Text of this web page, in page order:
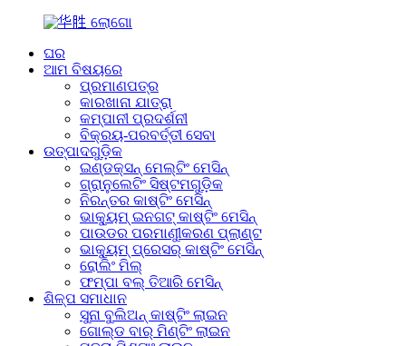
ଘର
ଆମ ବିଷୟରେ
ପ୍ରମାଣପତ୍ର
କାରଖାନା ଯାତ୍ରା
କମ୍ପାନୀ ପ୍ରଦର୍ଶନୀ
ବିକ୍ରୟ-ପରବର୍ତ୍ତୀ ସେବା
ଉତ୍ପାଦଗୁଡ଼ିକ
ଇଣ୍ଡକ୍ସନ୍ ମେଲ୍ଟିଂ ମେସିନ୍
ଗ୍ରାନୁଲେଟିଂ ସିଷ୍ଟମଗୁଡ଼ିକ
ନିରନ୍ତର କାଷ୍ଟିଂ ମେସିନ୍
ଭାକ୍ୟୁମ୍ ଇନଗଟ୍ କାଷ୍ଟିଂ ମେସିନ୍
ପାଉଡର ପରମାଣୁୀକରଣ ପ୍ଲାଣ୍ଟ
ଭାକ୍ୟୁମ୍ ପ୍ରେସର୍ କାଷ୍ଟିଂ ମେସିନ୍
ରୋଲିଂ ମିଲ୍
ଫମ୍ପା ବଲ୍ ତିଆରି ମେସିନ୍
ଶିଳ୍ପ ସମାଧାନ
ସୁନା ବୁଲିଅନ୍ କାଷ୍ଟିଂ ଲାଇନ
ଗୋଲ୍ଡ ବାର୍ ମିଣ୍ଟିଂ ଲାଇନ